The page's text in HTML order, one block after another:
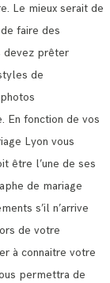
Le mieux serait de
faire des
prêter
de
En fonction de vos
Lyon vous
être l’une de ses
de mariage
s’il n’arrive
de votre
à connaitre votre
permettra de